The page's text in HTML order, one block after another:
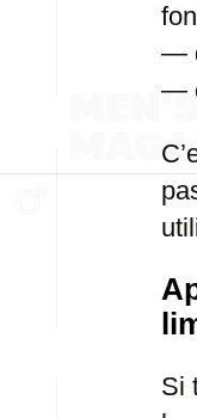
—
—
Si